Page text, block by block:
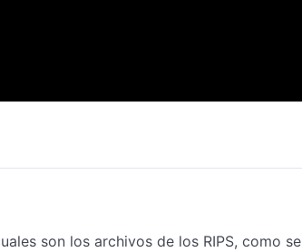
son los archivos de los RIPS, como se